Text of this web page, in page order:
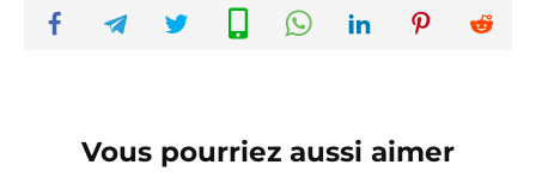
Vous pourriez aussi aimer